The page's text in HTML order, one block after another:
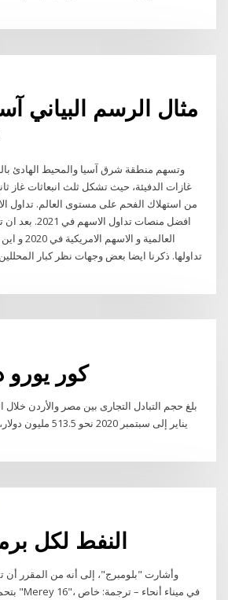
مثال الرسم البياني
وتسهم منطقة شرق آسيا والمحيط الهادئ
من استهلاك الفحم على مستوى العالم. تداول
افضل منصات
العالمية و
كور يورو
النفط لكل
وأشارت "بلومبرج"، إلى أنه من المقرر أن